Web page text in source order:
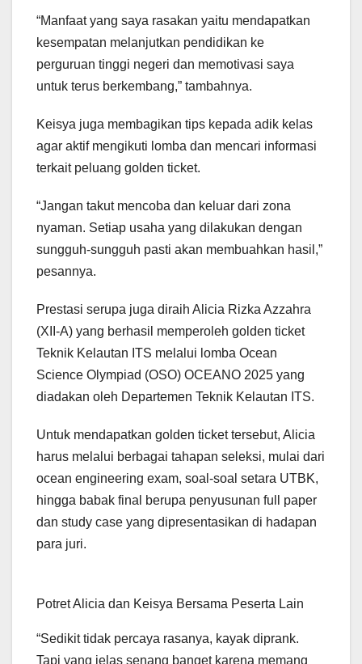
“Manfaat yang saya rasakan yaitu mendapatkan
kesempatan melanjutkan pendidikan ke
perguruan tinggi negeri dan memotivasi saya
untuk terus berkembang,” tambahnya.
Keisya juga membagikan tips kepada adik kelas
agar aktif mengikuti lomba dan mencari informasi
terkait peluang golden ticket.
“Jangan takut mencoba dan keluar dari zona
nyaman. Setiap usaha yang dilakukan dengan
sungguh-sungguh pasti akan membuahkan hasil,”
pesannya.
Prestasi serupa juga diraih Alicia Rizka Azzahra
(XII-A) yang berhasil memperoleh golden ticket
Teknik Kelautan ITS melalui lomba Ocean
Science Olympiad (OSO) OCEANO 2025 yang
diadakan oleh Departemen Teknik Kelautan ITS.
Untuk mendapatkan golden ticket tersebut, Alicia
harus melalui berbagai tahapan seleksi, mulai dari
ocean engineering exam, soal-soal setara UTBK,
hingga babak final berupa penyusunan full paper
dan study case yang dipresentasikan di hadapan
para juri.
Potret Alicia dan Keisya Bersama Peserta Lain
“Sedikit tidak percaya rasanya, kayak diprank.
Tapi yang jelas senang banget karena memang